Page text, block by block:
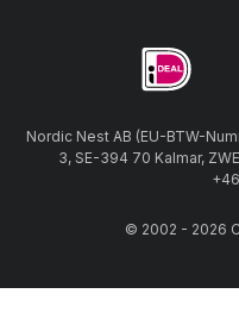
Nordic Nest AB (EU-BTW-
3, SE-394 70 Kalmar,
© 2002 - 2026